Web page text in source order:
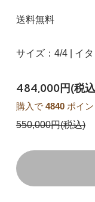
送料無料
サイズ：4/4 | イ
484,000円(税
購入で 4840ポイン
550,000円(税込)